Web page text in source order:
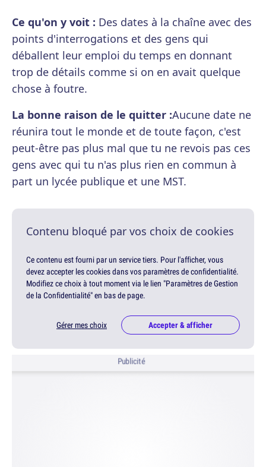
Ce qu'on y voit : Des dates à la chaîne avec des
points d'interrogations et des gens qui
déballent leur emploi du temps en donnant
trop de détails comme si on en avait quelque
chose à foutre.
La bonne raison de le quitter :Aucune date ne
réunira tout le monde et de toute façon, c'est
peut-être pas plus mal que tu ne revois pas ces
gens avec qui tu n'as plus rien en commun à
part un lycée publique et une MST.
Contenu bloqué par vos choix de cookies
Ce contenu est fourni par un service tiers. Pour l'afficher, vous
devez accepter les cookies dans vos paramètres de confidentialité.
Modifiez ce choix à tout moment via le lien "Paramètres de Gestion
de la Confidentialité" en bas de page.
Gérer mes choix Accepter & afficher
Publicité